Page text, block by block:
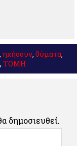
, ηχήσουν, θύματα,
, ΤΟΜΗ
δημοσιευθεί.